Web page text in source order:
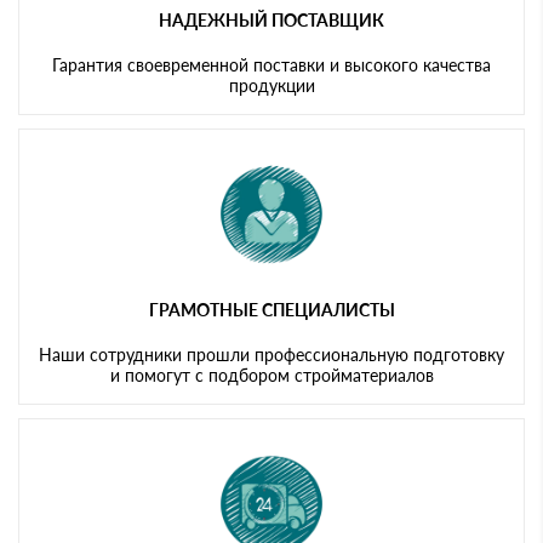
НАДЕЖНЫЙ ПОСТАВЩИК
Гарантия своевременной поставки и высокого качества
продукции
ГРАМОТНЫЕ СПЕЦИАЛИСТЫ
Наши сотрудники прошли профессиональную подготовку
и помогут с подбором стройматериалов